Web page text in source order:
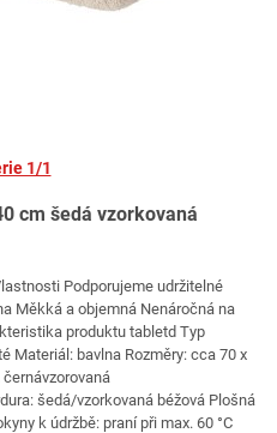
1/1
cm šedá vzorkovaná
Podporujeme udržitelné
Měkká a objemná Nenáročná na
produktu tabletd Typ
Materiál: bavlna Rozměry: cca 70 x
černávzorovaná
šedá/vzorkovaná béžová Plošná
k údržbě: praní při max. 60 °C